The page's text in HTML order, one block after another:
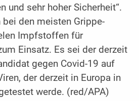
und sehr hoher Sicherheit“.
den meisten Grippe-
Impfstoffen für
Einsatz. Es sei der derzeit
gegen Covid-19 auf
der derzeit in Europa in
werde. (red/APA)